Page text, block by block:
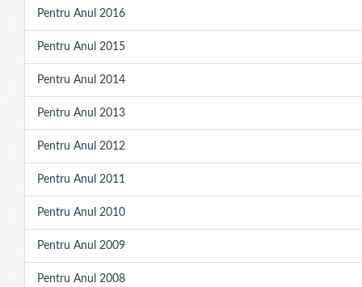
Pentru Anul 2016
Pentru Anul 2015
Pentru Anul 2014
Pentru Anul 2013
Pentru Anul 2012
Pentru Anul 2011
Pentru Anul 2010
Pentru Anul 2009
Pentru Anul 2008